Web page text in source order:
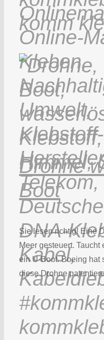
Drohne
Boot
Sie lesen richtig! Eine
Meer gesteuert.
ein U-Boot. Boeing hat
diese Drohne